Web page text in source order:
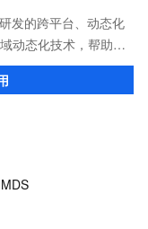
发的跨平台、动态化
动态化技术，帮助客
性能体验。